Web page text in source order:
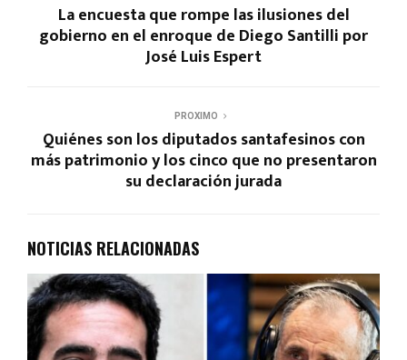
La encuesta que rompe las ilusiones del
gobierno en el enroque de Diego Santilli por
José Luis Espert
PROXIMO
Quiénes son los diputados santafesinos con
más patrimonio y los cinco que no presentaron
su declaración jurada
NOTICIAS RELACIONADAS